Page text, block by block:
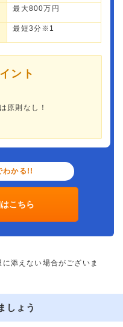
最大800万円
最短3分※1
ント
原則なし！
わかる!!
こちら
添えない場合がございま
しょう